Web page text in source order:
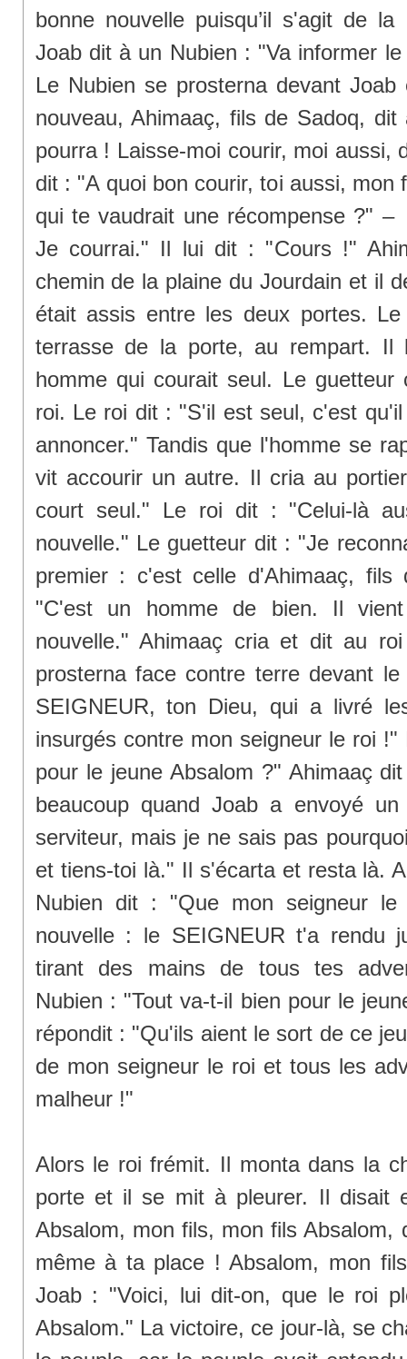
bonne nouvelle puisqu’il s'agit de
Joab dit à un Nubien : "Va informer
Le Nubien se prosterna devant
nouveau, Ahimaaç, fils de Sadoq,
pourra ! Laisse-moi courir, moi aussi,
dit : "A quoi bon courir, toi aussi, mon
qui te vaudrait une récompense ?"
Je courrai." Il lui dit : "Cours !"
chemin de la plaine du Jourdain et il
était assis entre les deux portes.
terrasse de la porte, au rempart.
homme qui courait seul. Le
roi. Le roi dit : "S'il est seul, c'est
annoncer." Tandis que l'homme se
vit accourir un autre. Il cria au
court seul." Le roi dit : "Celui-là
nouvelle." Le guetteur dit : "Je
premier : c'est celle d'Ahimaaç,
"C'est un homme de bien. Il
nouvelle." Ahimaaç cria et dit au
prosterna face contre terre devant
SEIGNEUR, ton Dieu, qui a livré
insurgés contre mon seigneur le roi
pour le jeune Absalom ?" Ahimaaç
beaucoup quand Joab a envoyé
serviteur, mais je ne sais pas
et tiens-toi là." Il s'écarta et resta là.
Nubien dit : "Que mon seigneur le
nouvelle : le SEIGNEUR t'a rendu
tirant des mains de tous tes
Nubien : "Tout va-t-il bien pour le
répondit : "Qu'ils aient le sort de ce
de mon seigneur le roi et tous les
malheur !"
Alors le roi frémit. Il monta dans la
porte et il se mit à pleurer. Il disait
Absalom, mon fils, mon fils Absalom,
même à ta place ! Absalom, mon
Joab : "Voici, lui dit-on, que le roi
Absalom." La victoire, ce jour-là, se